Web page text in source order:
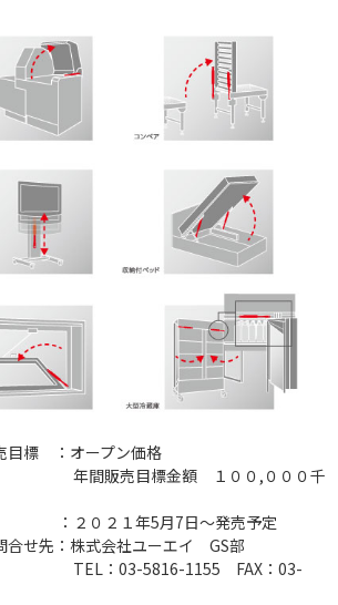
標 ：オープン価格
標金額 １００,０００千
０２１年5月7日～発売予定
せ先：株式会社ユーエイ GS部
1155 FAX：03-